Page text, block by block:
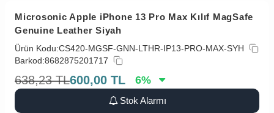
Microsonic Apple iPhone 13 Pro Max Kılıf MagSafe
Genuine Leather Siyah
Ürün Kodu:CS420-MGSF-GNN-LTHR-IP13-PRO-MAX-SYH
Barkod:8682875201717
638,23 TL600,00 TL 6%
Stok Alarmı